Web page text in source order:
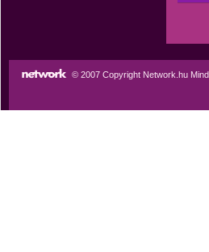
© 2007 Copyright Network.hu